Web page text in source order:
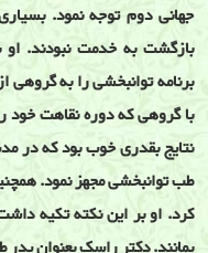
جهانی دوم توجه نمود.
بازگشت به خدمت نبودند.
برنامه توانبخشی را به گروهی
با گروهی که دوره نقاهت خود
نتايج بقدری خوب بود که در
طب توانبخشی مجهز نمود.
کرد. او بر اين نکته تکيه